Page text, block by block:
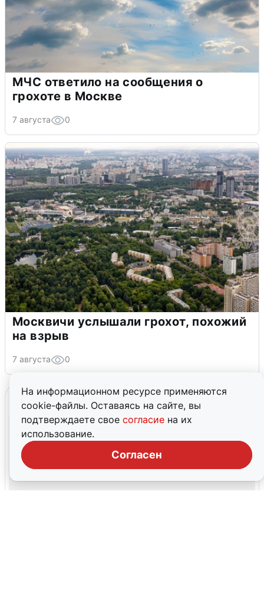
На информационном ресурсе применяются
cookie-файлы. Оставаясь на сайте, вы
подтверждаете свое согласие на их
использование.
Согласен
МЧС ответило на сообщения о
грохоте в Москве
7 августа 0
Москвичи услышали грохот, похожий
на взрыв
7 августа 0